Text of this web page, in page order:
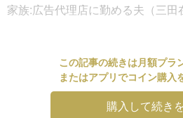
家族:広告代理店に勤める夫（三田
この記事の続きは月額プラ
またはアプリでコイン購入
購入して続き